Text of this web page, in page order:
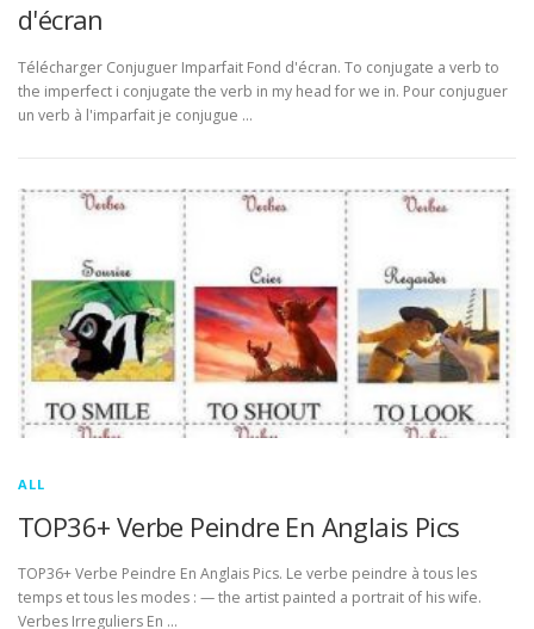
d'écran
Télécharger Conjuguer Imparfait Fond d'écran. To conjugate a verb to
the imperfect i conjugate the verb in my head for we in. Pour conjuguer
un verb à l'imparfait je conjugue …
ALL
TOP36+ Verbe Peindre En Anglais Pics
TOP36+ Verbe Peindre En Anglais Pics. Le verbe peindre à tous les
temps et tous les modes : — the artist painted a portrait of his wife.
Verbes Irreguliers En …